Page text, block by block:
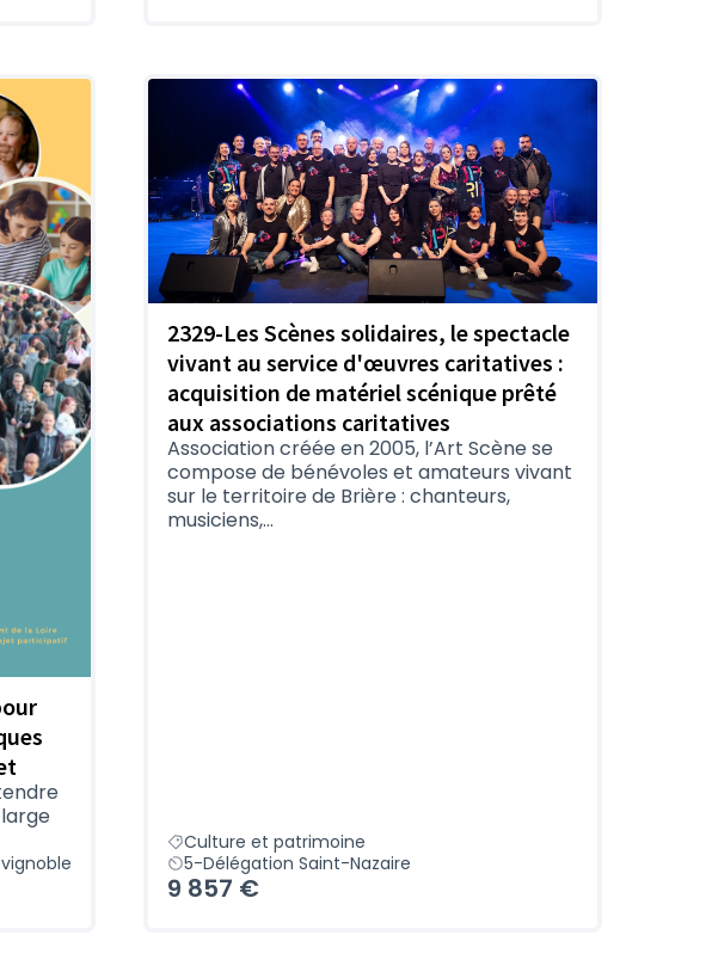
2329-Les Scènes solidaires, le spectacle
vivant au service d'œuvres caritatives :
acquisition de matériel scénique prêté
aux associations caritatives
Association créée en 2005, l’Art Scène se
compose de bénévoles et amateurs vivant
sur le territoire de Brière : chanteurs,
musiciens,...
Culture et patrimoine
5-Délégation Saint-Nazaire
9 857 €